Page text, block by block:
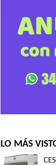
LO MÁS